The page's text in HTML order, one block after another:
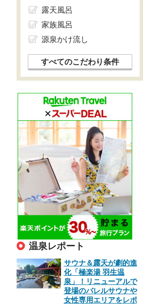
露天風呂
家族風呂
源泉かけ流し
すべてのこだわり条件
温泉レポート
サウナ＆露天が劇的進
化「極楽湯 羽生温
泉」！リニューアルで
登場のバレルサウナや
女性専用エリアをレポ